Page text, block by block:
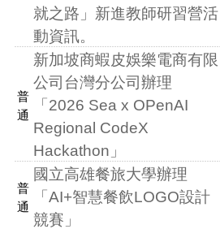
就之路」新進教師研習營活
動資訊。
普
通
新加坡商蝦皮娛樂電商有限
公司台灣分公司辦理
「2026 Sea x OPenAI
Regional CodeX
Hackathon」
普
通
國立高雄餐旅大學辦理
「AI+智慧餐飲LOGO設計
競賽」